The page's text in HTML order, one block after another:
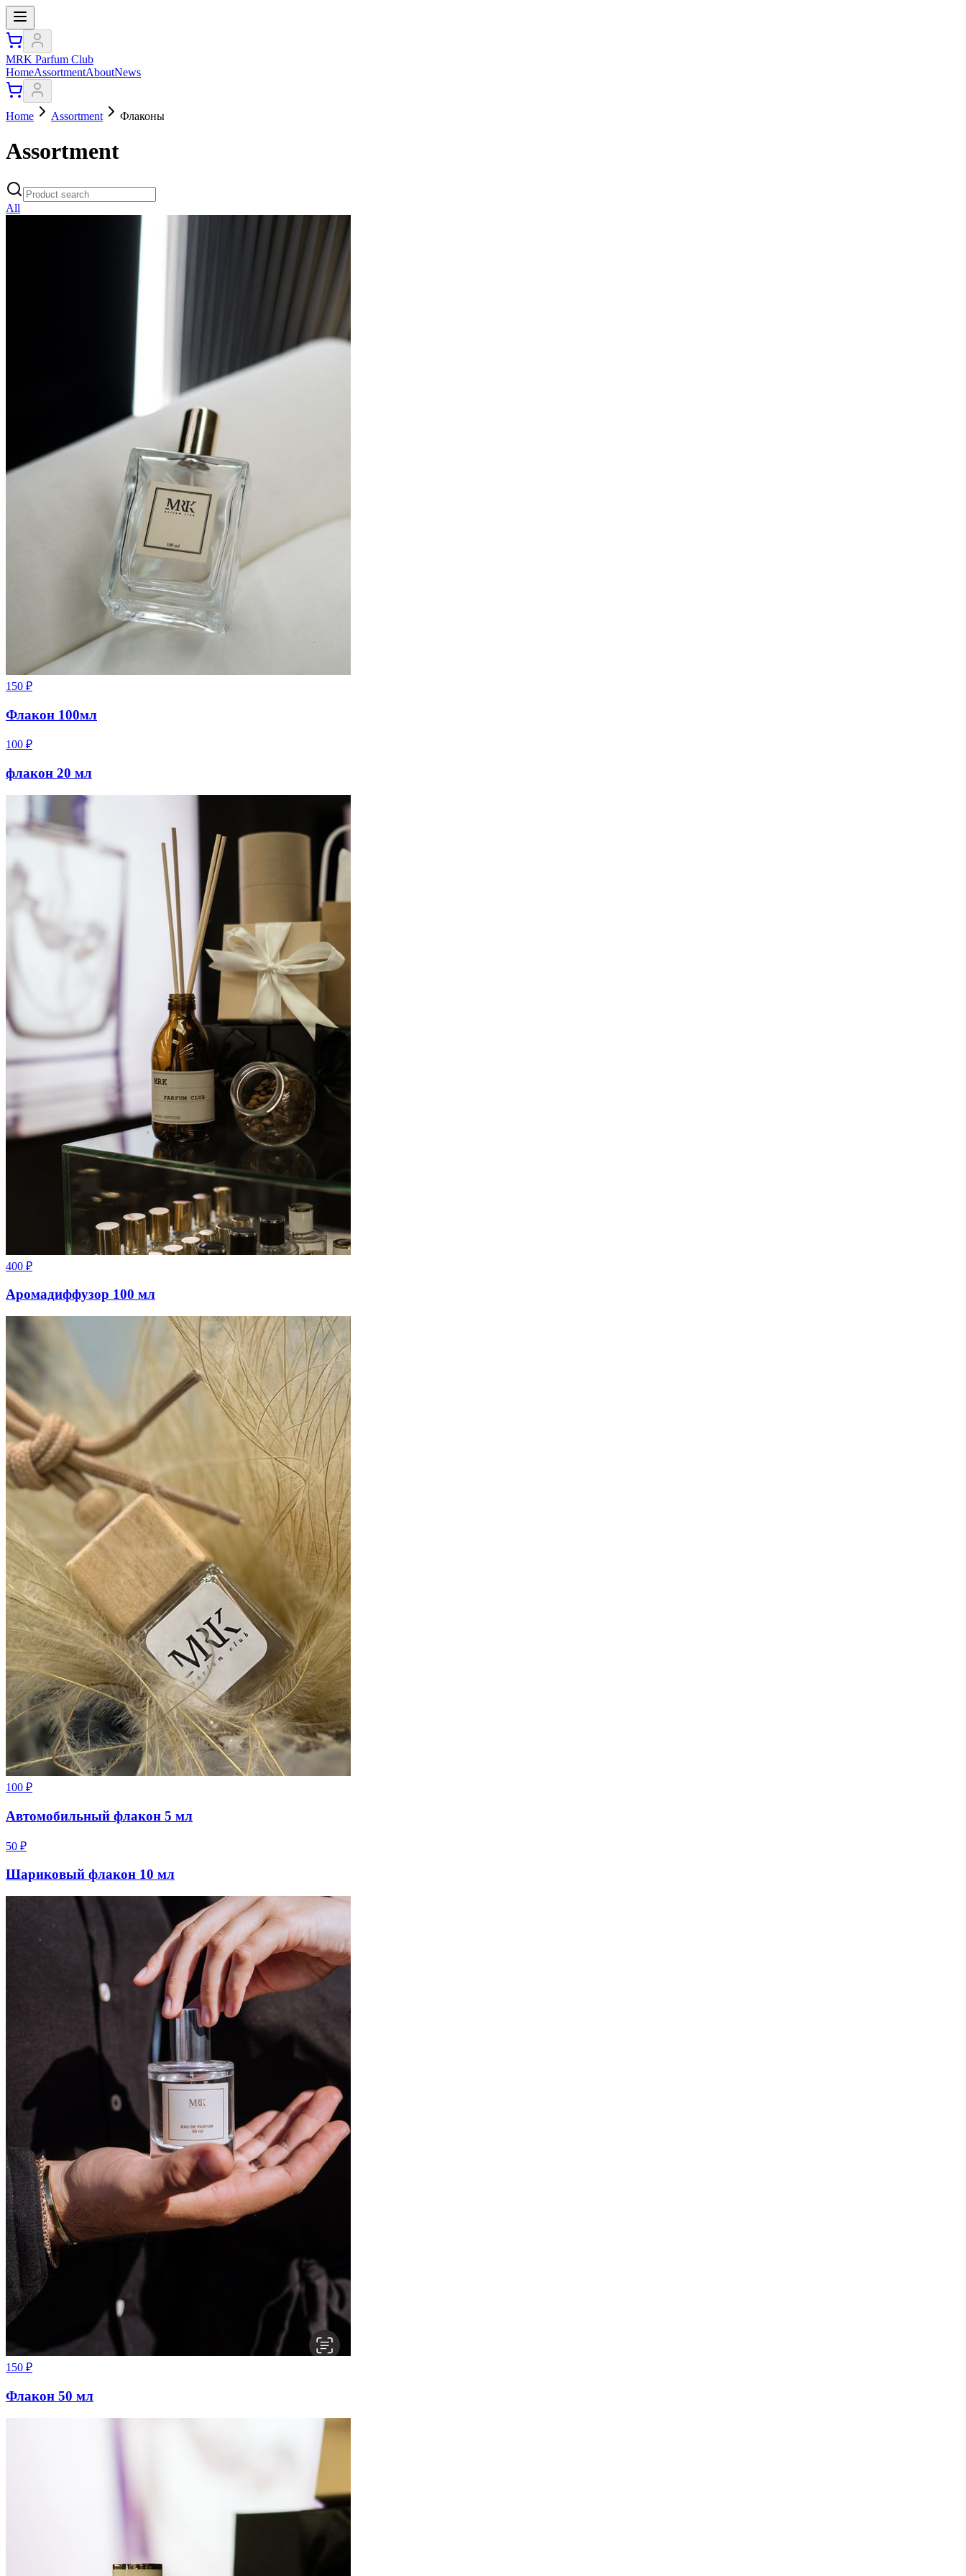
MRK Parfum Club
HomeAssortmentAboutNews
Home Assortment Флаконы
Assortment
All
150 ₽
Флакон 100мл
100 ₽
флакон 20 мл
400 ₽
Аромадиффузор 100 мл
100 ₽
Автомобильный флакон 5 мл
50 ₽
Шариковый флакон 10 мл
150 ₽
Флакон 50 мл